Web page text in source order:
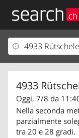
4933
Oggi, 7/8 da
Nella seconda
parzialmente
tra 20 e 28 gradi.
Il vostro profolio
Area clienti
Informazioni Legali